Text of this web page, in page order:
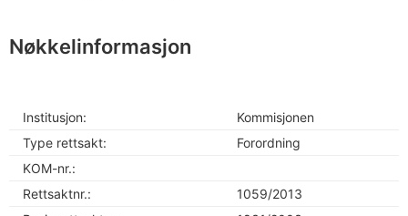
Nøkkelinformasjon
Institusjon:
Kommisjonen
Type rettsakt:
Forordning
KOM-nr.:
Rettsaktnr.:
1059/2013